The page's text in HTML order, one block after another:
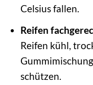
Celsius fallen.
Reifen
Reifen kühl,
schützen.